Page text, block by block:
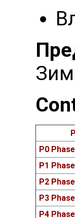
P0
P1
P2
P3
P4